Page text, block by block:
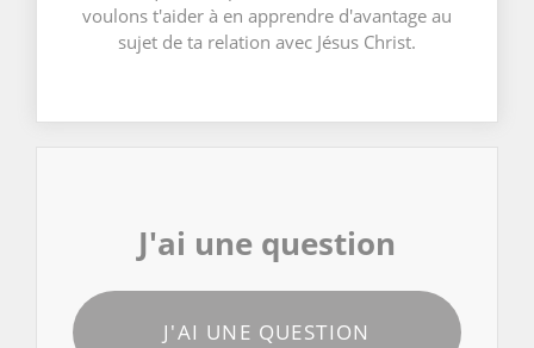
voulons t'aider à en apprendre d'avantage au
sujet de ta relation avec Jésus Christ.
J'ai une question
J'AI UNE QUESTION